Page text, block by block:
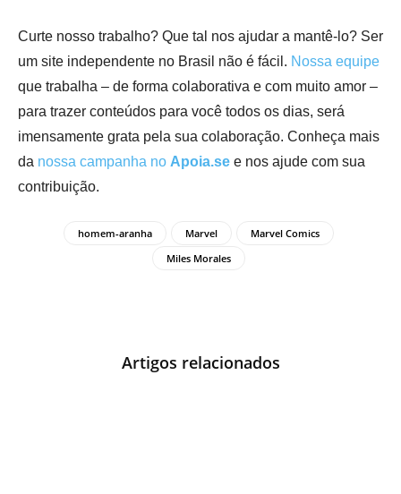
Curte nosso trabalho? Que tal nos ajudar a mantê-lo? Ser
um site independente no Brasil não é fácil. Nossa equipe
que trabalha – de forma colaborativa e com muito amor –
para trazer conteúdos para você todos os dias, será
imensamente grata pela sua colaboração. Conheça mais
da nossa campanha no Apoia.se e nos ajude com sua
contribuição.
homem-aranha Marvel
Marvel Comics
Miles Morales
Artigos relacionados